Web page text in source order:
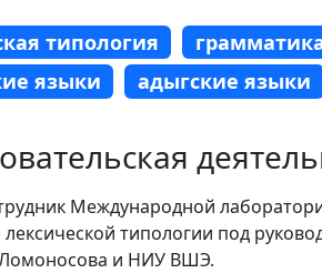
типология
языки
адыгские языки
Международной
типологии под
и НИУ ВШЭ.